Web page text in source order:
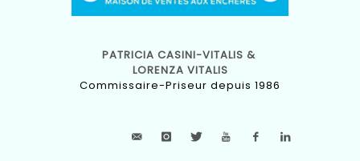
PATRICIA CASINI-VITALIS &
LORENZA VITALIS
Commissaire-Priseur depuis 1986